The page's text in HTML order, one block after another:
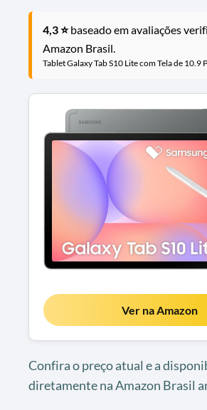
4,3 ⭐baseado em avaliações
Amazon Brasil.
Tablet Galaxy Tab S10 Lite com Tela de 10.9
Ver na Amazon
Confira o preço atual e a
diretamente na Amazon Brasil